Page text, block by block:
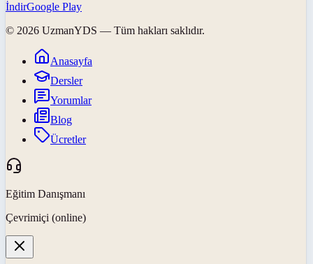
İndirGoogle Play
© 2026 UzmanYDS — Tüm hakları saklıdır.
Anasayfa
Dersler
Yorumlar
Blog
Ücretler
Eğitim Danışmanı
Çevrimiçi (online)